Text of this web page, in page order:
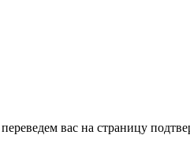
вас на страницу